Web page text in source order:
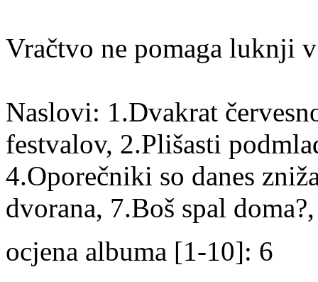
Vračtvo ne pomaga luknji
Naslovi: 1.Dvakrat
festvalov, 2.Plišasti
4.Oporečniki so danes
dvorana, 7.Boš spal
ocjena albuma [1-10]: 6